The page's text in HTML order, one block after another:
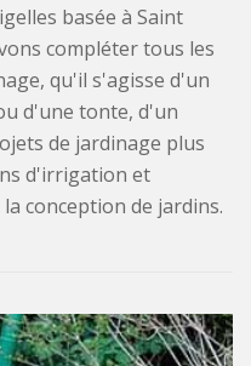
basée à Saint
compléter tous les
qu'il s'agisse d'un
d'une tonte, d'un
de jardinage plus
d'irrigation et
conception de jardins.